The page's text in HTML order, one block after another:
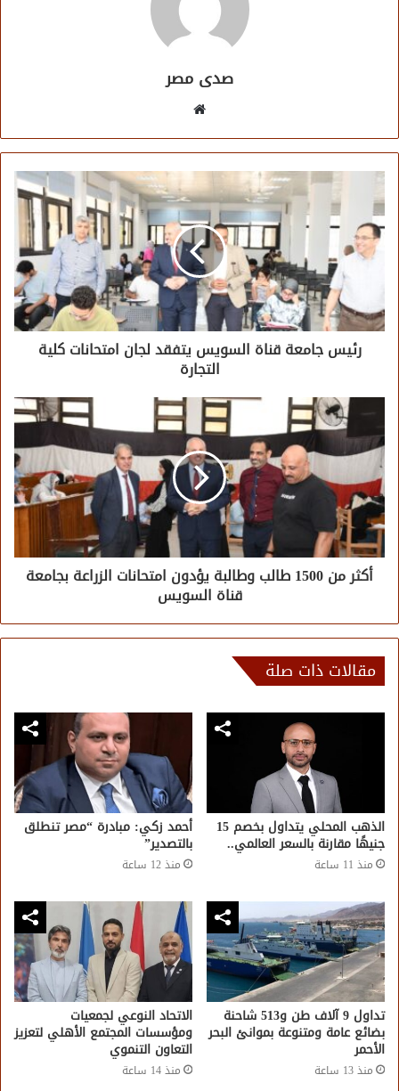
صدى مصر
رئيس جامعة قناة السويس يتفقد لجان امتحانات كلية
التجارة
أكثر من 1500 طالب وطالبة يؤدون امتحانات الزراعة بجامعة
قناة السويس
مقالات ذات صلة
الذهب المحلي يتداول بخصم 15
جنيهًا مقارنة بالسعر العالمي..
منذ 11 ساعة
أحمد زكي: مبادرة “مصر تنطلق
بالتصدير”
منذ 12 ساعة
تداول 9 آلاف طن و513 شاحنة
بضائع عامة ومتنوعة بموانئ البحر
الأحمر
منذ 13 ساعة
الاتحاد النوعي لجمعيات
ومؤسسات المجتمع الأهلي لتعزيز
التعاون التنموي
منذ 14 ساعة